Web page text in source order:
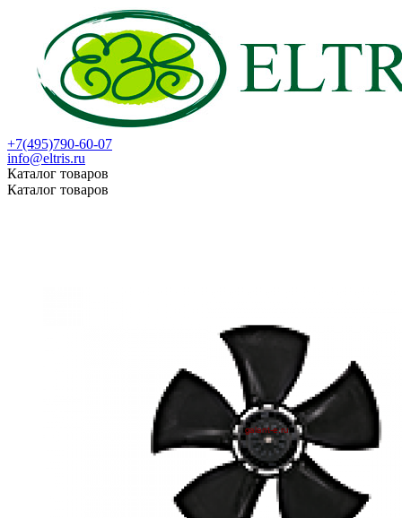
+7(495)790-60-07
info@eltris.ru
Каталог товаров
Каталог товаров